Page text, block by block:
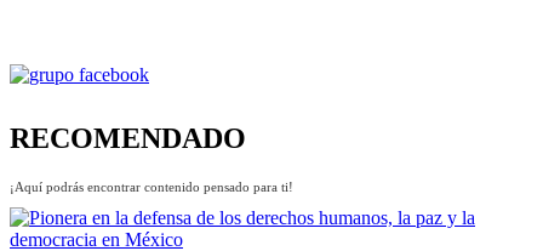
RECOMENDADO
¡Aquí podrás encontrar contenido pensado para ti!